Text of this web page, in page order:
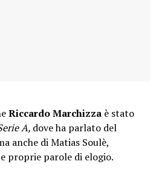
RiccardoMarchizzaè stato
A, dove ha parlato del
anche di Matias Soulè,
proprie parole di elogio.